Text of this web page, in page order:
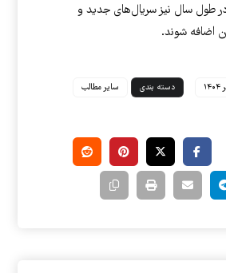
طول سال نیز سریال‌های جدید و
اضافه شوند.
دسته بندی سایر مطالب